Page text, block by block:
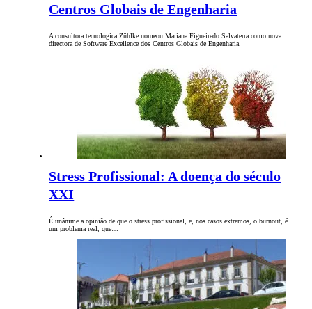
Centros Globais de Engenharia
A consultora tecnológica Zühlke nomeou Mariana Figueiredo Salvaterra como nova
directora de Software Excellence dos Centros Globais de Engenharia.
Stress Profissional: A doença do século
XXI
É unânime a opinião de que o stress profissional, e, nos casos extremos, o burnout, é
um problema real, que…